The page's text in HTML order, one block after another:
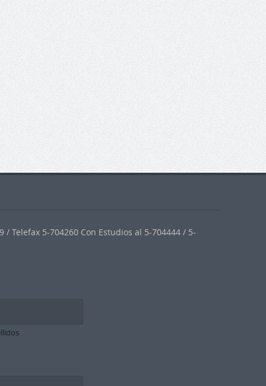
Telefax 5-704260 Con Estudios al 5-704444 / 5-